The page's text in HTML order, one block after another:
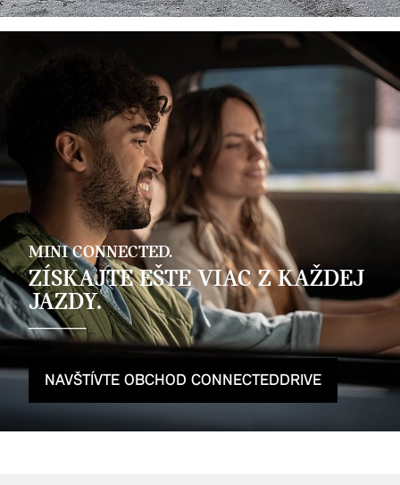
MINI CONNECTED.
ZÍSKAJTE EŠTE VIAC Z KAŽDEJ
JAZDY.
NAVŠTÍVTE OBCHOD CONNECTEDDRIVE